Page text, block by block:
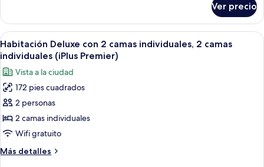
size
(iSelect
Premier
(Queen
bed))
doble
Deluxe,
1
cama
size
(iSelect
Premier
(Queen
bed))
Ver precio
Abrir
todas
las
fotos
de
Habitación
Deluxe
con
2
camas
Habitación de hotel con dos camas,
6
Habitación Deluxe con 2 camas individuales, 2 camas
individuales (iPlus Premier)
Vista a la ciudad
172 pies cuadrados
2 personas
2 camas individuales
Wifi gratuito
Más detalles
Más